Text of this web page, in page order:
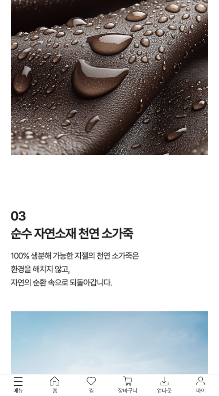
메뉴 홈 찜 장바구니 앱다운 마이